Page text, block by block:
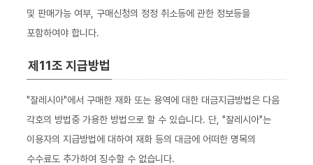
및 판매가능 여부, 구매신청의 정정 취소등에 관한 정보등을
포함하여야 합니다.
제11조 지급방법
"잘레시아"에서 구매한 재화 또는 용역에 대한 대금지급방법은 다음
각호의 방법중 가용한 방법으로 할 수 있습니다. 단, "잘레시아"는
이용자의 지급방법에 대하여 재화 등의 대금에 어떠한 명목의
수수료도 추가하여 징수할 수 없습니다.